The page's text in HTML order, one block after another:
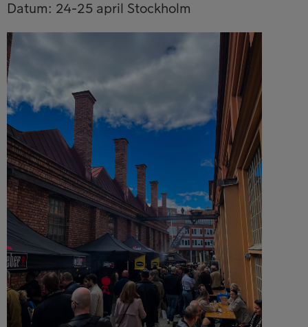
Datum: 24-25 april Stockholm